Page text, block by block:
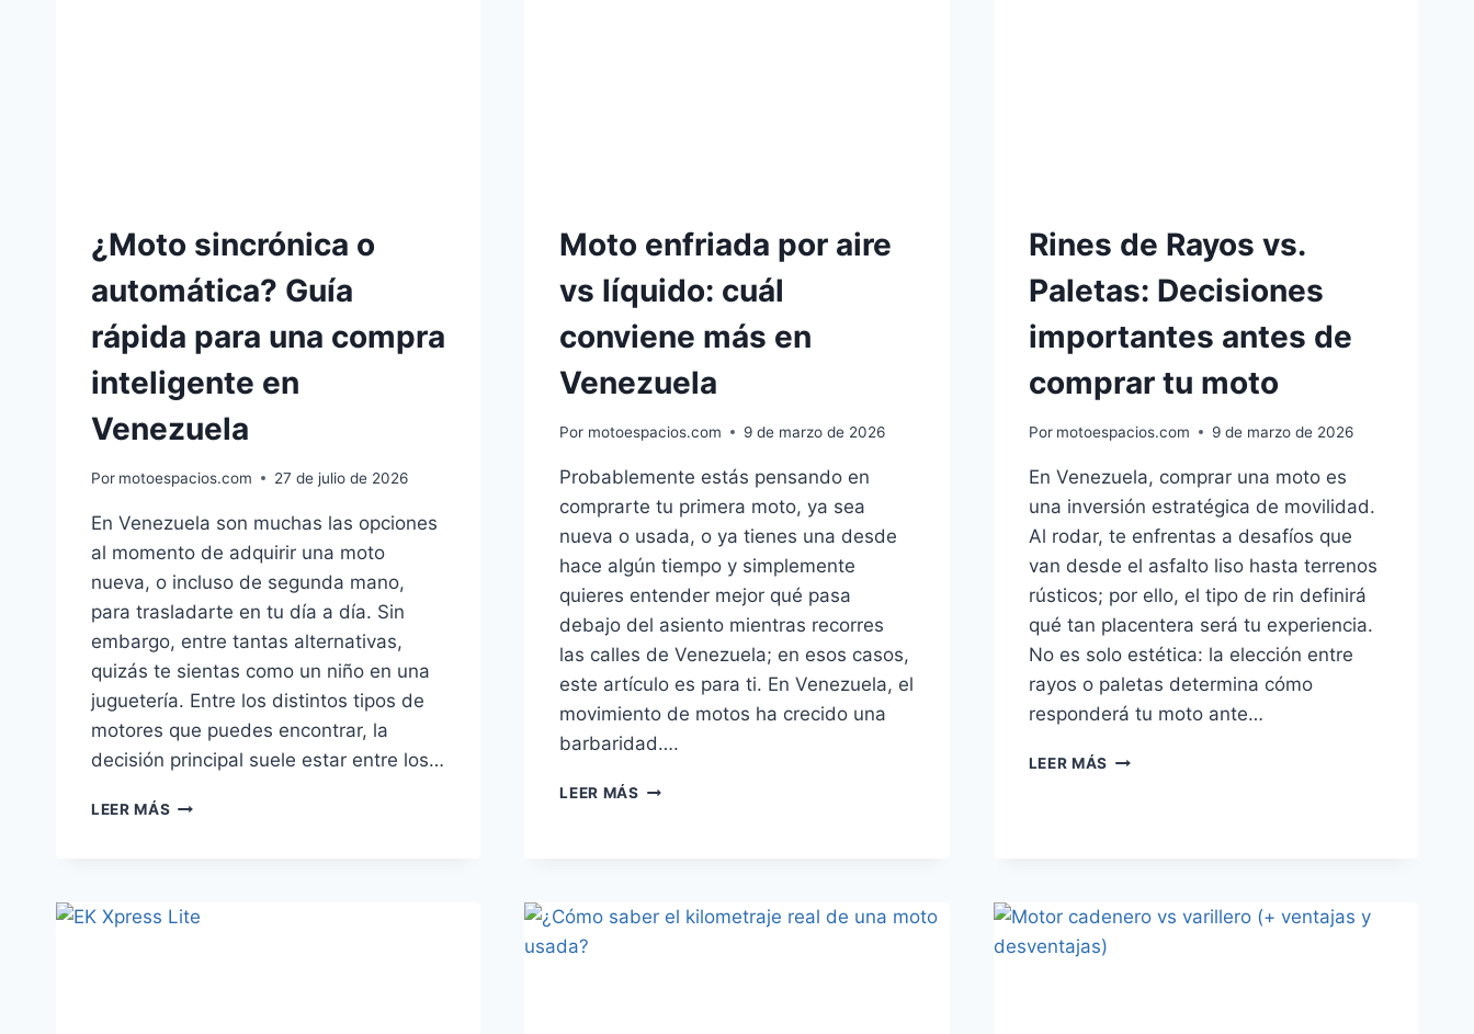
¿Moto sincrónica o
automática? Guía
rápida para una compra
inteligente en
Venezuela
Por motoespacios.com 27 de julio de 2026
En Venezuela son muchas las opciones
al momento de adquirir una moto
nueva, o incluso de segunda mano,
para trasladarte en tu día a día. Sin
embargo, entre tantas alternativas,
quizás te sientas como un niño en una
juguetería. Entre los distintos tipos de
motores que puedes encontrar, la
decisión principal suele estar entre los…
LEER MÁS ¿MOTO
RÁPIDA
Moto enfriada por aire
vs líquido: cuál
conviene más en
Venezuela
Por motoespacios.com 9 de marzo de 2026
Probablemente estás pensando en
comprarte tu primera moto, ya sea
nueva o usada, o ya tienes una desde
hace algún tiempo y simplemente
quieres entender mejor qué pasa
debajo del asiento mientras recorres
las calles de Venezuela; en esos casos,
este artículo es para ti. En Venezuela, el
movimiento de motos ha crecido una
barbaridad….
LEER MÁS MOTO
CUÁL
Rines de Rayos vs.
Paletas: Decisiones
importantes antes de
comprar tu moto
Por motoespacios.com 9 de marzo de 2026
En Venezuela, comprar una moto es
una inversión estratégica de movilidad.
Al rodar, te enfrentas a desafíos que
van desde el asfalto liso hasta terrenos
rústicos; por ello, el tipo de rin definirá
qué tan placentera será tu experiencia.
No es solo estética: la elección entre
rayos o paletas determina cómo
responderá tu moto ante…
LEER MÁS RINES
ANTES